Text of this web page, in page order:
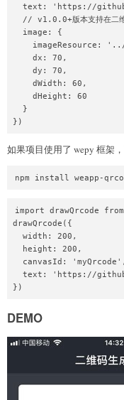
text: 'https://
// v1.0.0+版本支持在二
  image: {
imageResource:
    dx: 70,
    dy: 70,
    dWidth: 60,
    dHeight: 60
  }
})
如果项目使用了 wepy 框架
npm install weapp-
import drawQrcode
drawQrcode({
  width: 200,
  height: 200,
  canvasId: 'myQrcode',
text: 'https://
})
DEMO